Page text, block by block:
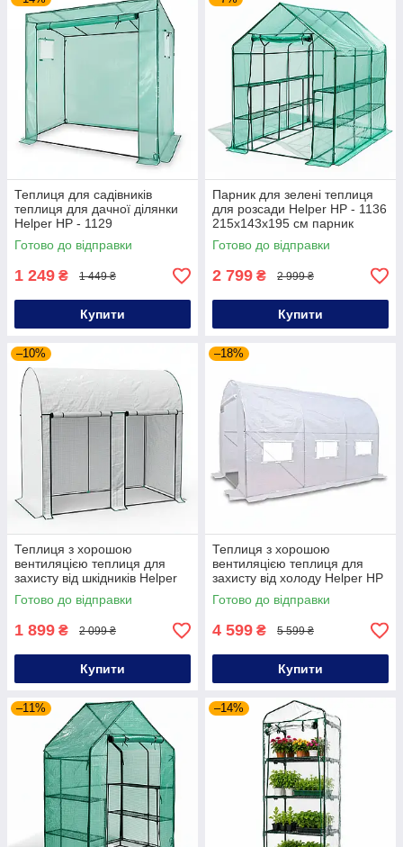
Теплиця для садівників
теплиця для дачної ділянки
Helper HP - 1129
200x77x169/149 см теплиця
для рослин компактна
Готово до відправки
1 249 ₴ 1 449 ₴
Купити
Парник для зелені теплиця
для розсади Helper HP - 1136
215x143x195 см парник
садовий теплиця для дачної
ділянки
Готово до відправки
2 799 ₴ 2 999 ₴
Купити
–10%
Теплиця з хорошою
вентиляцією теплиця для
захисту від шкідників Helper
HP - 1133 200x100x178 см
садова теплиця для
Готово до відправки
1 899 ₴ 2 099 ₴
Купити
–18%
Теплиця з хорошою
вентиляцією теплиця для
захисту від холоду Helper HP
- 1134 300x200x200 см
мобільна садова теплиця для
Готово до відправки
4 599 ₴ 5 599 ₴
Купити
–11% –14%